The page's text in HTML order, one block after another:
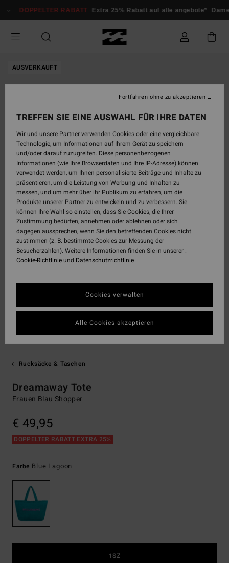
zur
springen
DOPPELTER RABATT Extra 25% Rabatt auf alle angebote*
AUSVERKAUFT
Rucksäcke & Taschen
Dreamaway Tote
Frauen Blau Shopper
€ 49,95
DOPPELTER RABATT EXTRA 25%
Farbe Blue Lagoon
1SZ
TREFFEN SIE EINE AUSWAHL FÜR IHRE DATEN
Wir und unsere Partner verwenden Cookies oder eine vergleichbare
Technologie, um Informationen auf Ihrem Gerät zu speichern
und/oder darauf zuzugreifen. Diese personenbezogenen
Informationen (wie Ihre Browserdaten und Ihre IP-Adresse) können
verwendet werden, um Ihnen personalisierte Beiträge und Inhalte zu
präsentieren, um die Leistung von Werbung und Inhalten zu
messen, und um mehr über ihr Publikum zu erfahren, um die
Produkte unserer Partner zu entwickeln und zu verbessern. Sie
können Ihre Wahl so einstellen, dass Sie Cookies, die Ihrer
Zustimmung bedürfen, annehmen oder ablehnen oder sich
dagegen aussprechen, wenn Sie den betreffenden Cookies nicht
zustimmen (z. B. bestimmte Cookies zur Messung der
Besucherzahlen). Weitere Informationen finden Sie in unserer :
Cookie-Richtlinieund Datenschutzrichtlinie
Cookies verwalten
Fortfahren ohne zu akzeptieren
Alle Cookies akzeptieren